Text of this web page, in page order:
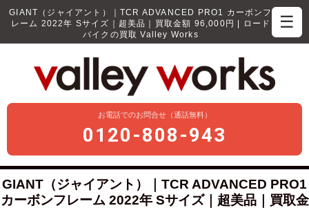
☰
GIANT（ジャイアント）｜TCR ADVANCED PRO1 カーボンフ
レーム 2022年 Sサイズ｜超美品｜買取金額 96,000円 | ロード
バイクの買取 Valley Works
お電話でのお問合せ（通話無料）
0120-808-943
GIANT（ジャイアント）｜TCR ADVANCED PRO1
カーボンフレーム 2022年 Sサイズ｜超美品｜買取金